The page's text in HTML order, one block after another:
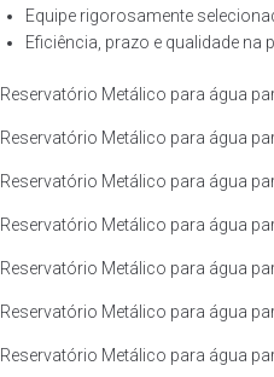
Equipe rigorosamente
Eficiência, prazo e qualidade na
Reservatório Metálico para água
Reservatório Metálico para água
Reservatório Metálico para água
Reservatório Metálico para água
Reservatório Metálico para água
Reservatório Metálico para água
Reservatório Metálico para água